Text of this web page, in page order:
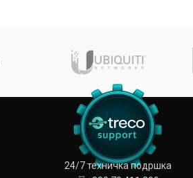
24/7 техничка подршка